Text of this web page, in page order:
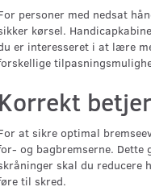
personer med nedsat
kørsel.
er interesseret i at lære
Korrekt
at sikre optimal
og bagbremserne. Dette
skal du reducere
til skred.